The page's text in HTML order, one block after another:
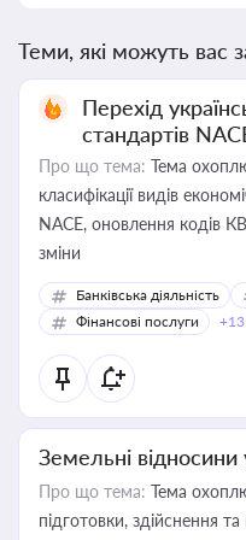
Теми, які можуть вас
Перехід
стандартів
Про що тема: Тема
класифікації видів
NACE, оновлення кодів
зміни
Банківська діяльність
Фінансові послуги
+13
Земельні відносини
Про що тема: Тема
підготовки, здійснення